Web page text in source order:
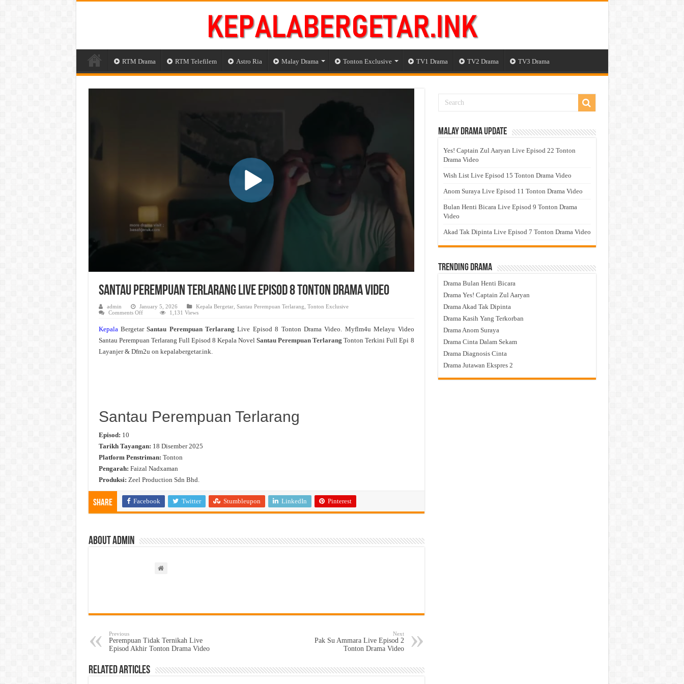
RTM Drama RTM Telefilem Astro Ria Malay Drama Tonton Exclusive TV1 Drama TV2 Drama TV3 Drama
Santau Perempuan Terlarang Live Episod 8 Tonton Drama Video
admin January 5, 2026 Kepala Bergetar, Santau Perempuan Terlarang Tonton Exclusive
Comments Offon
Terlarang
Episod
8
Tonton
1,131 Views
KepalaBergetarSantau Perempuan TerlarangLive Episod 8 Tonton Drama Video. Myflm4u Melayu Video
Santau Perempuan Terlarang Full Episod 8 Kepala NovelSantau Perempuan TerlarangTonton Terkini Full Epi 8
Layanjer & Dfm2u on kepalabergetar.ink.
Santau Perempuan Terlarang
Episod: 10
Tarikh Tayangan: 18 Disember 2025
Platform Penstriman: Tonton
Pengarah: Faizal Nadxaman
Produksi: Zeel Production Sdn Bhd.
Share Facebook Twitter Stumbleupon LinkedIn Pinterest
About admin
Previous
Perempuan Tidak Ternikah Live
Episod Akhir Tonton Drama Video
Next
Pak Su Ammara Live Episod 2
Tonton Drama Video
Related Articles
Malay Drama Update
Yes! Captain Zul Aaryan Live Episod 22 Tonton
Drama Video
Wish List Live Episod 15 Tonton Drama Video
Anom Suraya Live Episod 11 Tonton Drama Video
Bulan Henti Bicara Live Episod 9 Tonton Drama
Video
Akad Tak Dipinta Live Episod 7 Tonton Drama Video
Trending Drama
Drama Bulan Henti Bicara
Drama Yes! Captain Zul Aaryan
Drama Akad Tak Dipinta
Drama Kasih Yang Terkorban
Drama Anom Suraya
Drama Cinta Dalam Sekam
Drama Diagnosis Cinta
Drama Jutawan Ekspres 2